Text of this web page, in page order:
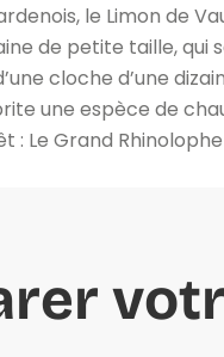
le Limon de
de petite taille, qui
cloche d’une
une espèce de
: Le Grand Rhinolophe